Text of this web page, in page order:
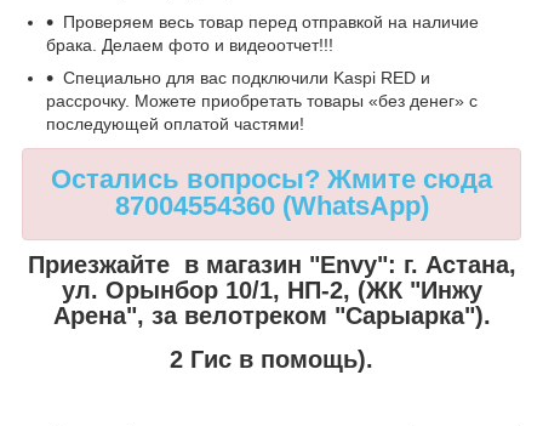
Проверяем весь товар перед отправкой на наличие
брака. Делаем фото и видеоотчет!!!
Специально для вас подключили Kaspi RED и
рассрочку. Можете приобретать товары «без денег» с
последующей оплатой частями!
Остались вопросы? Жмите сюда
87004554360 (WhatsApp)
Приезжайте в магазин "Envy": г. Астана,
ул. Орынбор 10/1, НП-2, (ЖК "Инжу
Арена", за велотреком "Сарыарка").
2 Гис в помощь).